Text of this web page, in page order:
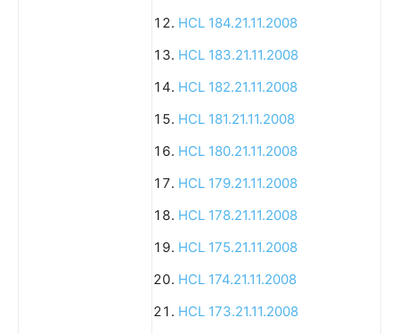
HCL 184.21.11.2008
HCL 183.21.11.2008
HCL 182.21.11.2008
HCL 181.21.11.2008
HCL 180.21.11.2008
HCL 179.21.11.2008
HCL 178.21.11.2008
HCL 175.21.11.2008
HCL 174.21.11.2008
HCL 173.21.11.2008